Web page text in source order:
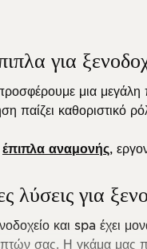
για
μια μεγάλη
παίζει καθοριστικό
έπιπλα αναμονής,
λύσεις για
και spa έχει
σας. Η γκάμα μας